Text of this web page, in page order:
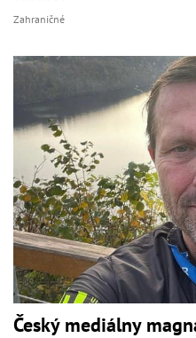
Zahraničné
Český mediálny